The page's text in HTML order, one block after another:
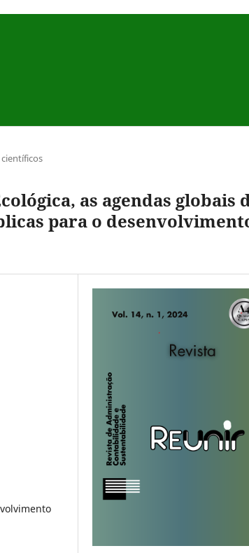
as agendas globais
para o